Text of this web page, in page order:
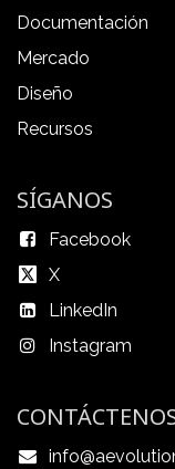
Documentación
Mercado
Diseño
Recursos
SÍGANOS
Facebook
X
LinkedIn
Instagram